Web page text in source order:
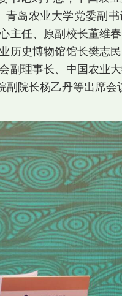
岛农业大学党委副
主任、原副校长董维
历史博物馆馆长樊志
副理事长、中国农业
院长杨乙丹等出席会